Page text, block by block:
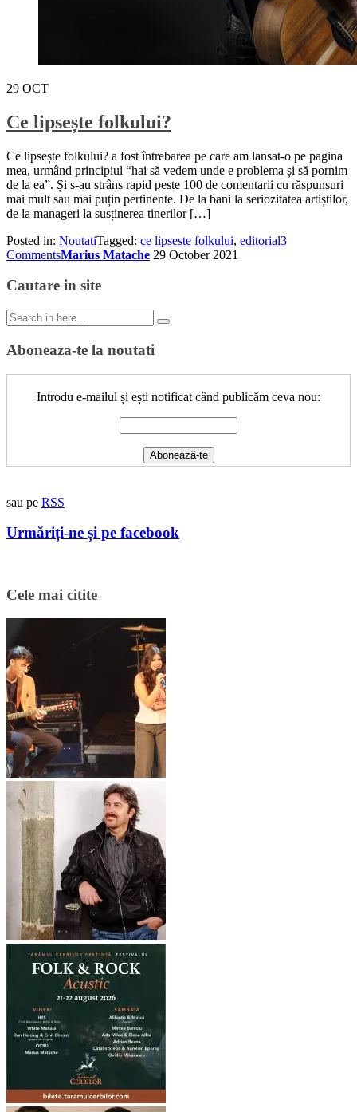
29 OCT
Ce lipsește folkului?
Ce lipsește folkului? a fost întrebarea pe care am lansat-o pe pagina
mea, urmând principiul “hai să vedem unde e problema și să pornim
de la ea”. Și s-au strâns rapid peste 100 de comentarii cu răspunsuri
mai mult sau mai puțin pertinente. De la bani la seriozitatea artiștilor,
de la manageri la susținerea tinerilor […]
Posted in: NoutatiTagged: ce lipseste folkului, editorial3
CommentsMarius Matache 29 October 2021
Cautare in site
Search
for:
Aboneaza-te la noutati
Introdu e-mailul și ești notificat când publicăm ceva nou:
sau pe RSS
Urmăriți-ne și pe facebook
Cele mai citite